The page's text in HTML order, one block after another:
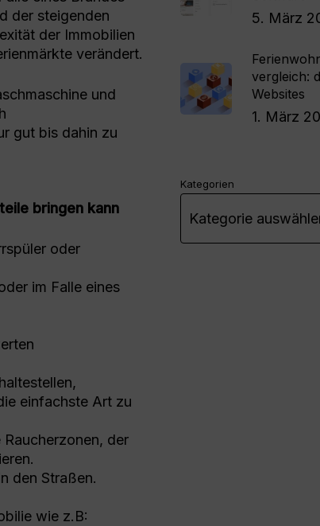
der steigenden
der Immobilien
verändert.
und
gut bis dahin zu
bringen kann
oder
im Falle eines
einfachste Art zu
der
den Straßen.
wie z.B:
5. März
vergleich:
Websites
1. März
Kategorien
Kategorie